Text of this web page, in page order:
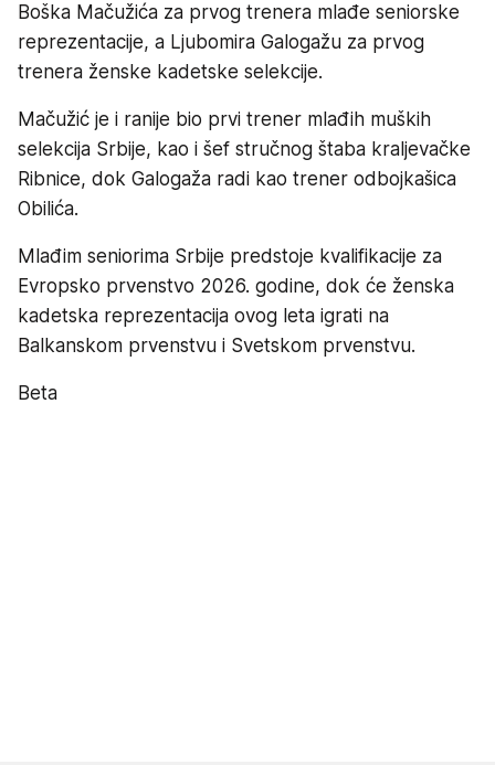
Boška Mačužića za prvog trenera mlađe seniorske
reprezentacije, a Ljubomira Galogažu za prvog
trenera ženske kadetske selekcije.
Mačužić je i ranije bio prvi trener mlađih muških
selekcija Srbije, kao i šef stručnog štaba kraljevačke
Ribnice, dok Galogaža radi kao trener odbojkašica
Obilića.
Mlađim seniorima Srbije predstoje kvalifikacije za
Evropsko prvenstvo 2026. godine, dok će ženska
kadetska reprezentacija ovog leta igrati na
Balkanskom prvenstvu i Svetskom prvenstvu.
Beta